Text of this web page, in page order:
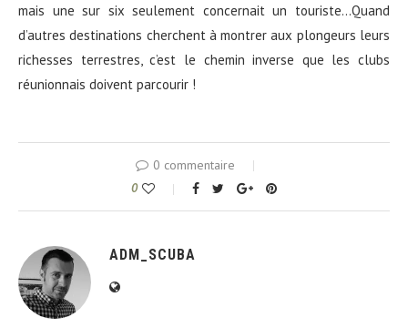
mais une sur six seulement concernait un touriste…Quand
d’autres destinations cherchent à montrer aux plongeurs leurs
richesses terrestres, c’est le chemin inverse que les clubs
réunionnais doivent parcourir !
0 commentaire
0
ADM_SCUBA